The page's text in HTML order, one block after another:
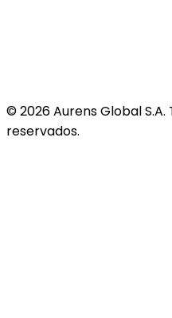
©2026Aurens Global
reservados.